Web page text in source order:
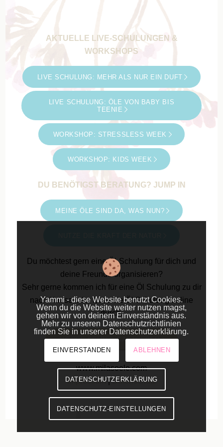
AKTUELLE LIVE-SCHULUNGEN &
WORKSHOPS
LIVE SCHULUNG: MEHR ALS NUR EIN DUFT
LIVE SCHULUNG: ÖLE VON BABY BIS
TEENIE
WORKSHOP: STRESSLESS WEEK
WORKSHOP: KIDS WEEK
DU BENÖTIGST BERATUNG? JUMP IN
MEINE ÖLE SIND DA, WAS NUN?
Du möchtest gern eine Öl-Schulung für dich und
deine Freunde organisieren?
Sehr gerne kommen ich für eine Öl Schulung zu dir
nach Hause oder führe die Öl Schulung online
durch.
WERDE SELBST GASTGEBER
www.milasoele.com
Impressum|Datenschutz
Yammi - diese Website benutzt Cookies.
Wenn du die Website weiter nutzen magst,
gehen wir von deinem Einverständnis aus.
Mehr zu unseren Datenschutzrichtlinien
finden Sie in unserer Datenschutzerklärung.
EINVERSTANDEN ABLEHNEN
DATENSCHUTZERKLÄRUNG
DATENSCHUTZ-EINSTELLUNGEN